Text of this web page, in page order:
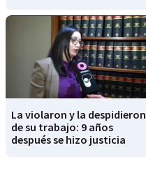
La violaron y la despidieron
de su trabajo: 9 años
después se hizo justicia